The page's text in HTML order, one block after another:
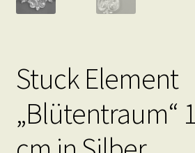
Stuck Element
„Blütentraum“